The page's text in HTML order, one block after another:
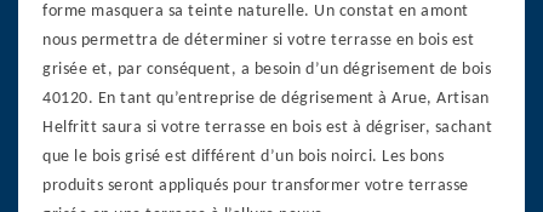
forme masquera sa teinte naturelle. Un constat en amont
nous permettra de déterminer si votre terrasse en bois est
grisée et, par conséquent, a besoin d’un dégrisement de bois
40120. En tant qu’entreprise de dégrisement à Arue, Artisan
Helfritt saura si votre terrasse en bois est à dégriser, sachant
que le bois grisé est différent d’un bois noirci. Les bons
produits seront appliqués pour transformer votre terrasse